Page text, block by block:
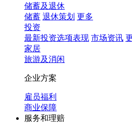
储蓄及退休
储蓄 退休策划 更多
投资
最新投资选项表现 市场资讯
家居
旅游及消闲
企业方案
雇员福利
商业保障
服务和理赔